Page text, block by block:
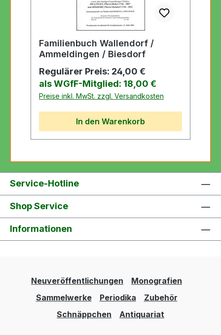
Familienbuch Wallendorf /
Ammeldingen / Biesdorf
Regulärer Preis:
24,00 €
als WGfF-Mitglied: 18,00 €
Preise inkl. MwSt. zzgl. Versandkosten
In den Warenkorb
Service-Hotline
Shop Service
Informationen
Neuveröffentlichungen
Monografien
Sammelwerke
Periodika
Zubehör
Schnäppchen
Antiquariat